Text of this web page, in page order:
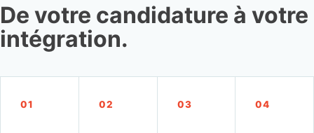
De votre candidature à votre
intégration.
01 02 03 04